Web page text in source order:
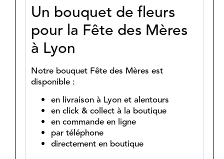
Un bouquet de fleurs
pour la Fête des Mères
à Lyon
Notre bouquet Fête des Mères est
disponible :
en livraison à Lyon et alentours
en click & collect à la boutique
en commande en ligne
par téléphone
directement en boutique